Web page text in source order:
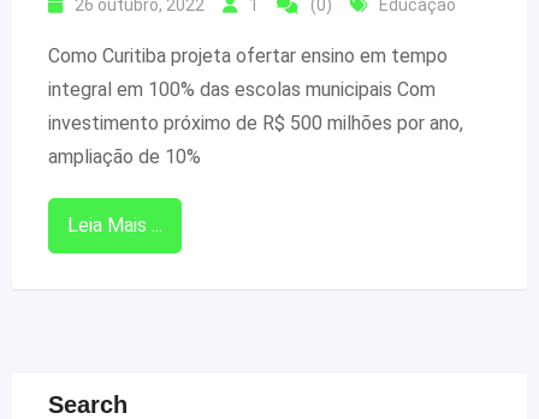
26 outubro, 2022 1 (0) Educação
Como Curitiba projeta ofertar ensino em tempo
integral em 100% das escolas municipais Com
investimento próximo de R$ 500 milhões por ano,
ampliação de 10%
Leia Mais ...
Search